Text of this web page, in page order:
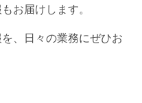
お届けします。
、日々の業務にぜひお